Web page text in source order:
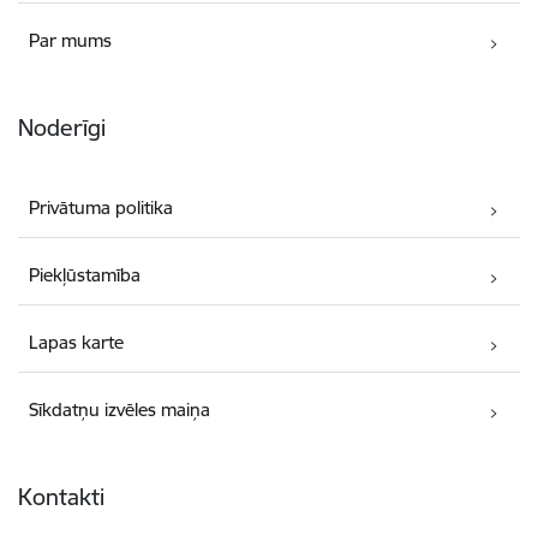
Par mums
Noderīgi
Privātuma politika
Piekļūstamība
Lapas karte
Sīkdatņu izvēles maiņa
Kontakti